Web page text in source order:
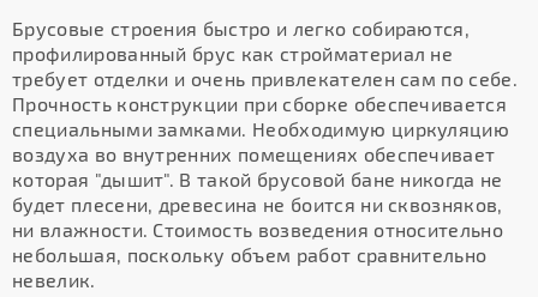
Брусовые строения быстро и легко собираются,
профилированный брус как стройматериал не
требует отделки и очень привлекателен сам по себе.
Прочность конструкции при сборке обеспечивается
специальными замками. Необходимую циркуляцию
воздуха во внутренних помещениях обеспечивает
которая "дышит". В такой брусовой бане никогда не
будет плесени, древесина не боится ни сквозняков,
ни влажности. Стоимость возведения относительно
небольшая, поскольку объем работ сравнительно
невелик.